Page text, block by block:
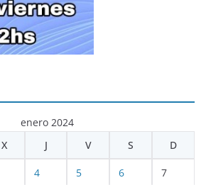
enero 2024
X J V S D
4 5 6 7